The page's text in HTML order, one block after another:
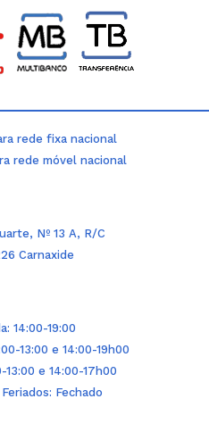
rede fixa nacional
rede móvel nacional
Nº 13 A, R/C
Carnaxide
14:00-19:00
13:00 e 14:00-19h00
13:00 e 14:00-17h00
Fechado